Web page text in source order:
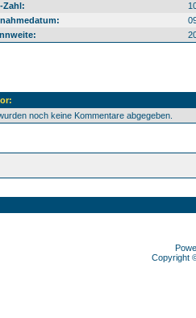
Zahl:
noch keine Kommentare abgegeben.
Copyright